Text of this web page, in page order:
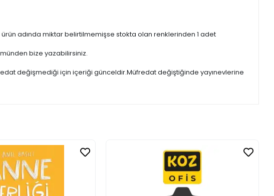
ürün adında miktar belirtilmemişse stokta olan renklerinden 1 adet
bize yazabilirsiniz.
değişmediği için içeriği günceldir.Müfredat değiştiğinde yayınevlerine